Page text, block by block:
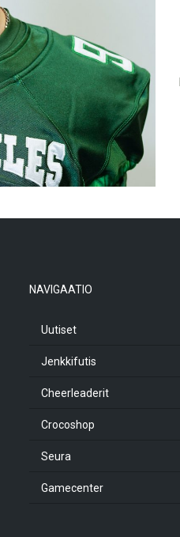
NAVIGAATIO
Uutiset
Jenkkifutis
Cheerleaderit
Crocoshop
Seura
Gamecenter